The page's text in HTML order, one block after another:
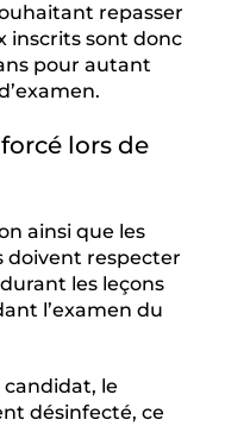
repasser
inscrits sont donc
pour autant
lors de
ainsi que les
doivent respecter
les leçons
l’examen du
candidat, le
désinfecté, ce